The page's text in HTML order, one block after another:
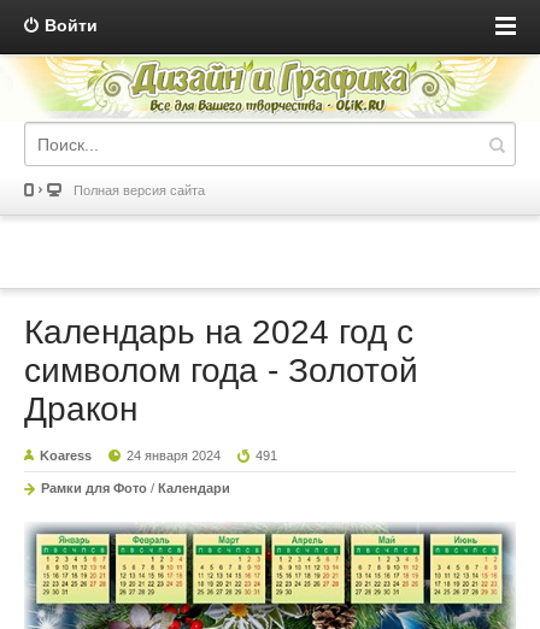
Войти
Полная версия сайта
Календарь на 2024 год с
символом года - Золотой
Дракон
Koaress 24 января 2024 491
Рамки для Фото / Календари